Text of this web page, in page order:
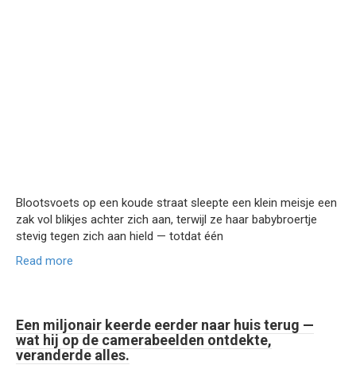
Blootsvoets op een koude straat sleepte een klein meisje een
zak vol blikjes achter zich aan, terwijl ze haar babybroertje
stevig tegen zich aan hield — totdat één
Read more
Een miljonair keerde eerder naar huis terug —
wat hij op de camerabeelden ontdekte,
veranderde alles.